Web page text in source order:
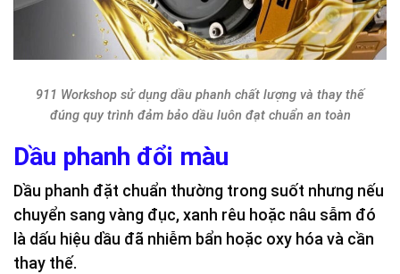
911 Workshop sử dụng dầu phanh chất lượng và thay thế
đúng quy trình đảm bảo dầu luôn đạt chuẩn an toàn
Dầu phanh đổi màu
Dầu phanh đặt chuẩn thường trong suốt nhưng nếu
chuyển sang vàng đục, xanh rêu hoặc nâu sẫm đó
là dấu hiệu dầu đã nhiễm bẩn hoặc oxy hóa và cần
thay thế.